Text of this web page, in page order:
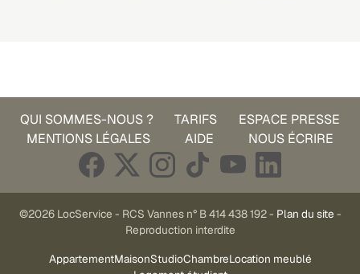
QUI SOMMES-NOUS ? TARIFS
ESPACE PRESSE
MENTIONS LÉGALES
AIDE NOUS ÉCRIRE
©2026 LocService - RCS Vannes n° B 414 438 192 - Plan du site -
Reproduction interdite
AppartementMaisonStudioChambreLocation meublé